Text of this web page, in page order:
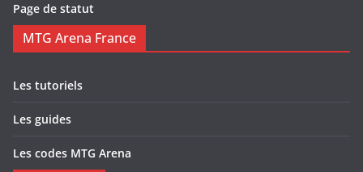
Page de statut
MTG Arena France
Les tutoriels
Les guides
Les codes MTG Arena